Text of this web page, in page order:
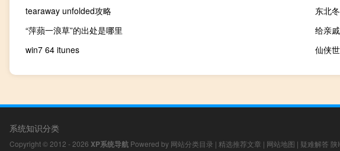
tearaway unfolded攻略
东北
“萍蘋一浪草”的出处是哪里
给亲
win7 64 itunes
仙侠
系统知识分类
Copyright © 2012 - 2026 XP系统导航 Powered by 网站分类目录 | 精选推荐文章 | 网站地图 | 疑难解答 陕